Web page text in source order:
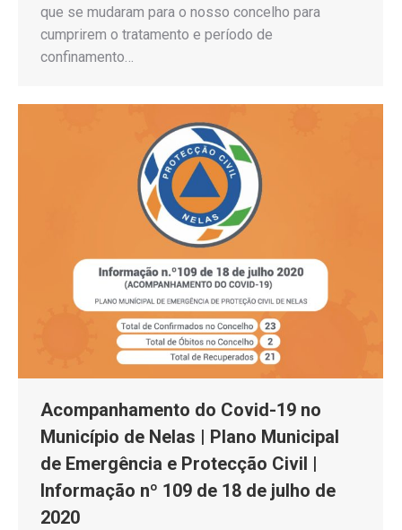
que se mudaram para o nosso concelho para
cumprirem o tratamento e período de
confinamento…
Acompanhamento do Covid-19 no
Município de Nelas | Plano Municipal
de Emergência e Protecção Civil |
Informação nº 109 de 18 de julho de
2020